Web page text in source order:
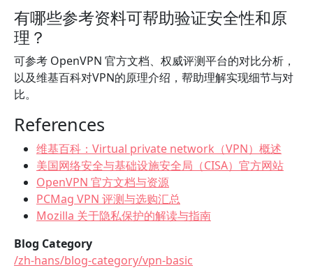
有哪些参考资料可帮助验证安全性和原
理？
可参考 OpenVPN 官方文档、权威评测平台的对比分析，
以及维基百科对VPN的原理介绍，帮助理解实现细节与对
比。
References
维基百科：Virtual private network（VPN）概述
美国网络安全与基础设施安全局（CISA）官方网站
OpenVPN 官方文档与资源
PCMag VPN 评测与选购汇总
Mozilla 关于隐私保护的解读与指南
Blog Category
/zh-hans/blog-category/vpn-basic